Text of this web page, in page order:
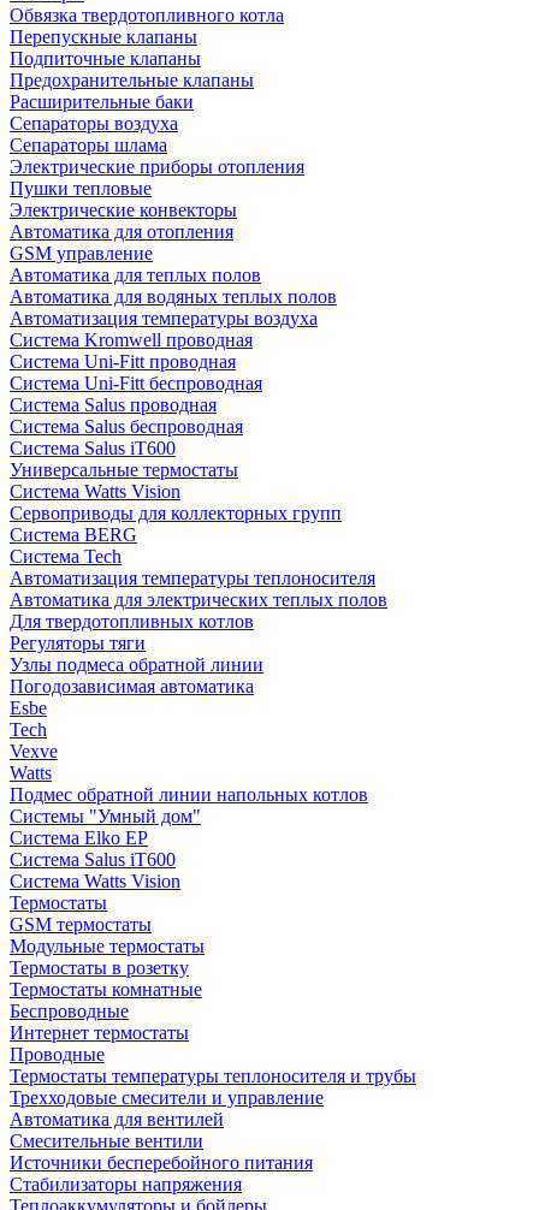
Обвязка твердотопливного котла
Перепускные клапаны
Подпиточные клапаны
Предохранительные клапаны
Расширительные баки
Сепараторы воздуха
Сепараторы шлама
Электрические приборы отопления
Пушки тепловые
Электрические конвекторы
Автоматика для отопления
GSM управление
Автоматика для теплых полов
Автоматика для водяных теплых полов
Автоматизация температуры воздуха
Система Kromwell проводная
Система Uni-Fitt проводная
Система Uni-Fitt беспроводная
Система Salus проводная
Система Salus беспроводная
Система Salus iT600
Универсальные термостаты
Система Watts Vision
Сервоприводы для коллекторных групп
Система BERG
Система Tech
Автоматизация температуры теплоносителя
Автоматика для электрических теплых полов
Для твердотопливных котлов
Регуляторы тяги
Узлы подмеса обратной линии
Погодозависимая автоматика
Esbe
Tech
Vexve
Watts
Подмес обратной линии напольных котлов
Системы "Умный дом"
Система Elko EP
Система Salus iT600
Система Watts Vision
Термостаты
GSM термостаты
Модульные термостаты
Термостаты в розетку
Термостаты комнатные
Беспроводные
Интернет термостаты
Проводные
Термостаты температуры теплоносителя и трубы
Трехходовые смесители и управление
Автоматика для вентилей
Смесительные вентили
Источники бесперебойного питания
Стабилизаторы напряжения
Теплоаккумуляторы и бойлеры